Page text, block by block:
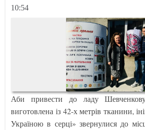
10:54
Аби привести до ладу
виготовлена із 42-х метрів тканини,
Україною в серці» звернулися до